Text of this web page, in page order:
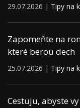
29.07.2026 | Tipy na
Zapomeňte na
které berou dech
25.07.2026 | Tipy na
Cestuju, abyste